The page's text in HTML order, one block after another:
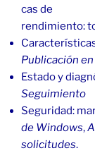
cas de
rendimiento:
Publicación
Estado y
Seguimiento
Seguridad:
de Windows,
solicitudes.